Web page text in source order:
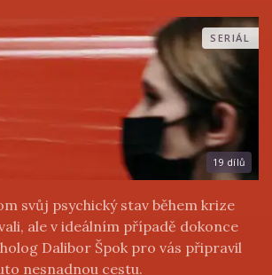
SERIÁL
19 dílů
svůj psychický stav během krize
ale v ideálním případě dokonce
Dalibor Špok pro vás připravil
nesnadnou cestu.